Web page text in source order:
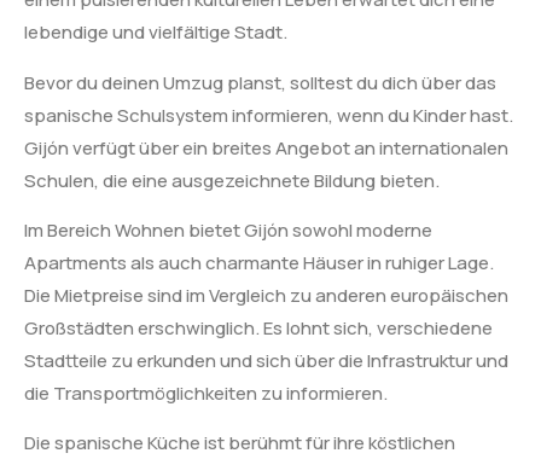
lebendige und vielfältige Stadt.
Bevor du deinen Umzug planst, solltest du dich über das
spanische Schulsystem informieren, wenn du Kinder hast.
Gijón verfügt über ein breites Angebot an internationalen
Schulen, die eine ausgezeichnete Bildung bieten.
Im Bereich Wohnen bietet Gijón sowohl moderne
Apartments als auch charmante Häuser in ruhiger Lage.
Die Mietpreise sind im Vergleich zu anderen europäischen
Großstädten erschwinglich. Es lohnt sich, verschiedene
Stadtteile zu erkunden und sich über die Infrastruktur und
die Transportmöglichkeiten zu informieren.
Die spanische Küche ist berühmt für ihre köstlichen